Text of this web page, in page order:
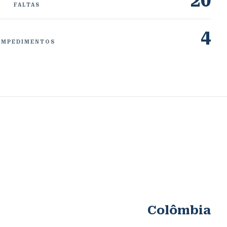
FALTAS
4
Colômbia